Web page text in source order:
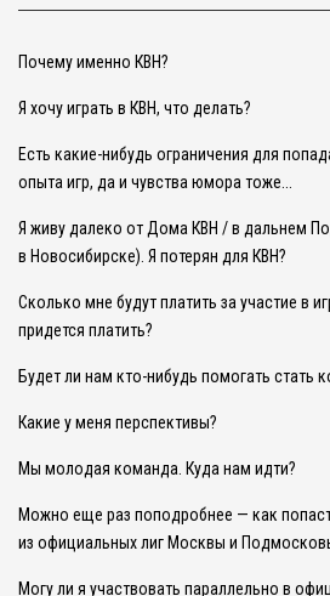
Почему именно КВН?
Я хочу играть в КВН, что делать?
Есть какие-нибудь ограничения для
опыта игр, да и чувства юмора тоже...
Я живу далеко от Дома КВН / в дальнем
в Новосибирске). Я потерян для КВН?
Сколько мне будут платить за участие в
придется платить?
Будет ли нам кто-нибудь помогать стать
Какие у меня перспективы?
Мы молодая команда. Куда нам идти?
Можно еще раз поподробнее — как
из официальных лиг Москвы и
Могу ли я участвовать параллельно в